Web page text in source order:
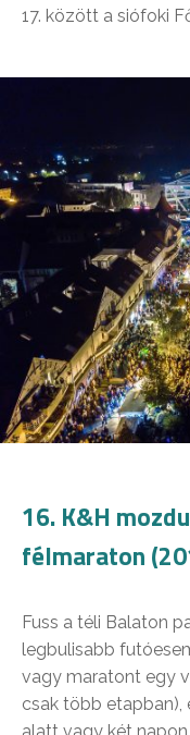
17. között a siófoki
16. K&H
félmaraton
Fuss a téli Balaton
legbulisabb
vagy maratont egy
csak több etapban),
alatt vagy két napon